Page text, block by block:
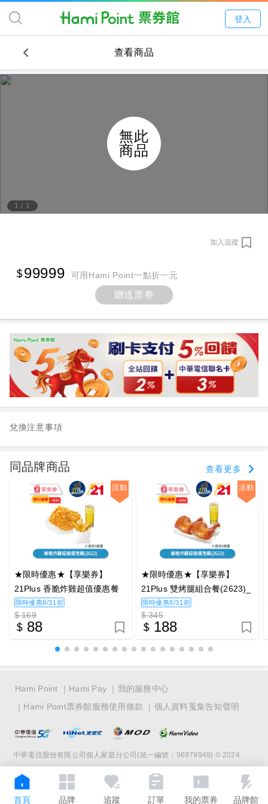
登入
首頁 品牌 追蹤 訂單 我的票券 品牌館
查看商品
1 / 1
無此
商品
加入追蹤
99999 可用Hami Point一點折一元
贈送票券
兌換注意事項
同品牌商品 查看更多
活動
★限時優惠★【享樂券】
21Plus 香脆炸雞超值優惠餐
(2622)_電子憑證
限時優惠8/31前
$ 169
88
活動
★限時優惠★【享樂券】
21Plus 雙烤腿組合餐(2623)_
電子憑證
限時優惠8/31前
$ 345
188
Hami Point Hami Pay
我的服務中心
Hami Point票券館服務使用條款
個人資料蒐集告知聲明
中華電信股份有限公司個人家庭分公司(統一編號：96979949) © 2024